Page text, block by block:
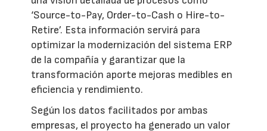
‘Source-to-Pay, Order-to-Cash o Hire-to-
Retire’. Esta información servirá para
optimizar la modernización del sistema ERP
de la compañía y garantizar que la
transformación aporte mejoras medibles en
eficiencia y rendimiento.
Según los datos facilitados por ambas
empresas, el proyecto ha generado un valor